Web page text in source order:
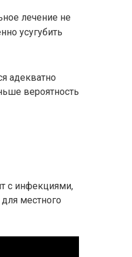
лечение не
усугубить
адекватно
вероятность
с инфекциями,
местного